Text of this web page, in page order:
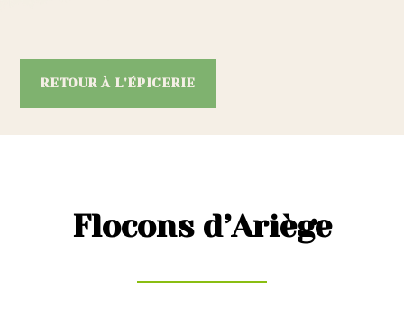
RETOUR À L'ÉPICERIE
Flocons d’Ariège